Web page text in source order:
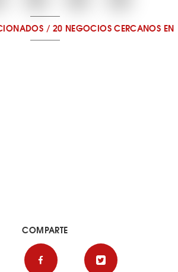
/20 NEGOCIOS CERCANOS EN
COMPARTE